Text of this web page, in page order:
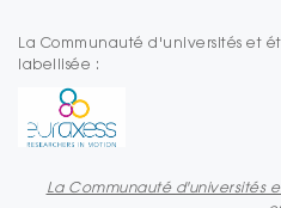
La Communauté d'universités et
labellisée :
La Communauté d'universités